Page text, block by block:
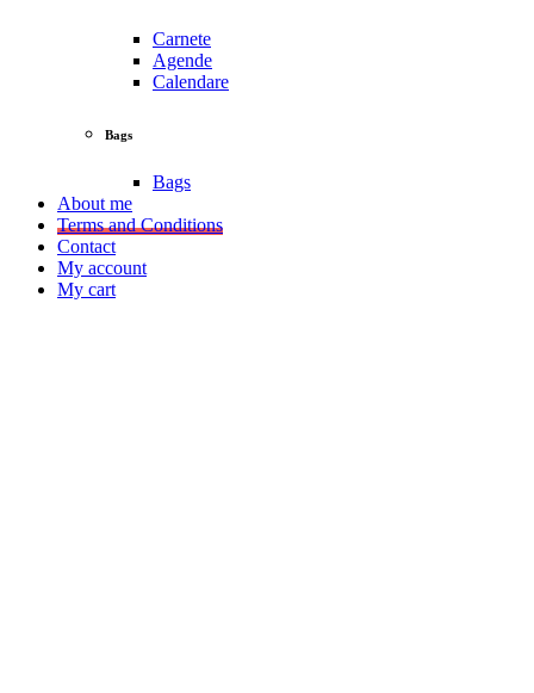
Carnete
Agende
Calendare
Bags
Bags
About me
Terms and Conditions
Contact
My account
My cart